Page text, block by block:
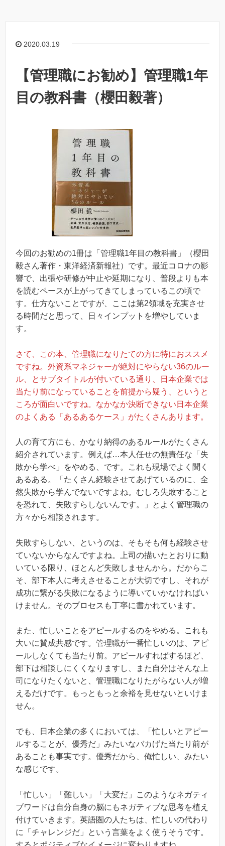
2020.03.19
【管理職にお勧め】管理職1年
目の教科書（櫻田毅著）
今回のお勧めの1冊は「管理職1年目の教科書」（櫻田
毅さん著作・東洋経済新報社）です。最近コロナの影
響で、出張や研修が中止や延期になり、普段よりも本
を読むペースが上がってきてしまっているこの頃で
す。仕方ないことですが、ここは第2領域を充実させ
る時間だと思って、日々インプットを増やしていま
す。
さて、この本、管理職になりたての方に特におススメ
ですね。外資系マネジャーが絶対にやらない36のルー
ル、とサブタイトルが付いている通り、日本企業では
当たり前になっていることを前提から疑う、というと
ころが面白いですね。なかなか決断できない日本企業
のよくある「あるあるケース」がたくさんあります。
人の育て方にも、かなり納得のあるルールがたくさん
紹介されています。例えば…本人任せの無責任な「失
敗から学べ」をやめる、です。これも現場でよく聞く
あるある。「たくさん経験させてあげているのに、全
然失敗から学んでないですよね。むしろ失敗すること
を恐れて、失敗すらしないんです。」とよく管理職の
方々から相談されます。
失敗すらしない、というのは、そもそも何も経験させ
ていないからなんですよね。上司の描いたとおりに動
いている限り、ほとんど失敗しませんから。だからこ
そ、部下本人に考えさせることが大切ですし、それが
成功に繋がる失敗になるように導いていかなければい
けません。そのプロセスも丁寧に書かれています。
また、忙しいことをアピールするのをやめる。これも
大いに賛成共感です。管理職が一番忙しいのは、アピ
ールしなくても当たり前。アピールすればするほど、
部下は相談しにくくなりますし、また自分はそんな上
司になりたくないと、管理職になりたがらない人が増
えるだけです。もっともっと余裕を見せないといけま
せん。
でも、日本企業の多くにおいては、「忙しいとアピー
ルすることが、優秀だ」みたいなバカげた当たり前が
あることも事実です。優秀だから、俺忙しい、みたい
な感じです。
「忙しい」「難しい」「大変だ」このようなネガティ
ブワードは自分自身の脳にもネガティブな思考を植え
付けていきます。英語圏の人たちは、忙しいの代わり
に「チャレンジだ」という言葉をよく使うそうです。